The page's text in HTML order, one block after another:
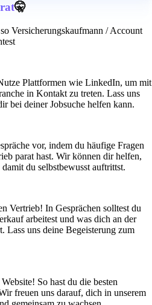
🤫
Versicherungskaufmann / Account
Plattformen wie LinkedIn, um mit
in Kontakt zu treten. Lass uns
bei deiner Jobsuche helfen kann.
vor, indem du häufige Fragen
parat hast. Wir können dir helfen,
du selbstbewusst auftrittst.
Vertrieb! In Gesprächen solltest du
arbeitest und was dich an der
Lass uns deine Begeisterung zum
So hast du die besten
freuen uns darauf, dich in unserem